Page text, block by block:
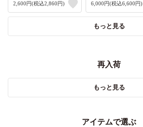
2,600円(税込2,860円) 6,000円(税込6,600円)
もっと見る
再入荷
もっと見る
アイテムで選ぶ